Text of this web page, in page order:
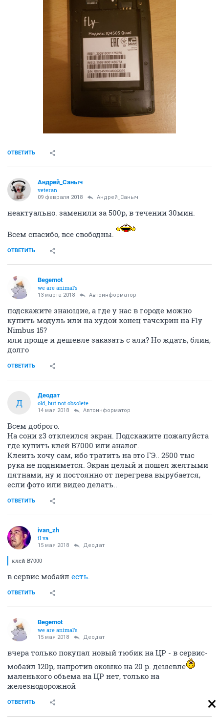
ОТВЕТИТЬ
Андрей_Саныч
veteran
09 февраля 2018 Андрей_Саныч
неактуально. заменили за 500р, в течении 30мин.
Всем спасибо, все свободны.
ОТВЕТИТЬ
Begemot
we are animal's
13 марта 2018 Автоинформатор
подскажите знающие, а где у нас в городе можно
купить модуль или на худой конец тачскрин на Fly
Nimbus 15?
или проще и дешевле заказать с али? Но ждать, блин,
долго
ОТВЕТИТЬ
Д
Деодат
old, but not obsolete
14 мая 2018 Автоинформатор
Всем доброго.
На сони z3 отклеился экран. Подскажите пожалуйста
где купить клей B7000 или аналог.
Клеить хочу сам, ибо тратить на это ГЭ.. 2500 тыс
рука не поднимется. Экран целый и пошел желтыми
пятнами, ну и постоянно от перегрева вырубается,
если фото или видео делать..
ОТВЕТИТЬ
ivаn_zh
il va
15 мая 2018 Деодат
клей B7000
в сервис мобайл есть.
ОТВЕТИТЬ
Begemot
we are animal's
15 мая 2018 Деодат
вчера только покупал новый тюбик на ЦР - в сервис-
мобайл 120р, напротив окошко на 20 р. дешевле
маленького обьема на ЦР нет, только на
железнодорожной
ОТВЕТИТЬ